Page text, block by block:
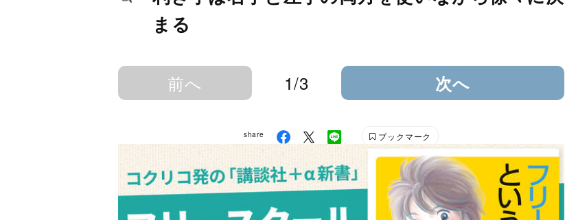
まる
前へ 1/3 次へ
share ブックマーク